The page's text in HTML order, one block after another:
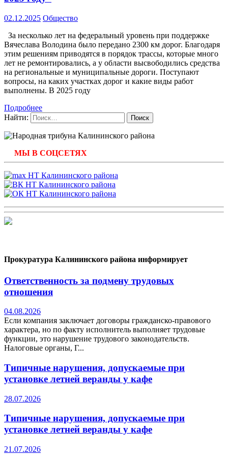
02.12.2025 Общество
За несколько лет на федеральный уровень при поддержке
Вячеслава Володина было передано 2300 км дорог. Благодаря
этим решениям приводятся в порядок трассы, которые много
лет не ремонтировались, а у области высвободились средства
на региональные и муниципальные дороги. Поступают
вопросы, на каких участках дорог и какие виды работ
выполнены. В 2025 году
Подробнее
Найти:
МЫ В СОЦСЕТЯХ
Прокуратура Калининского района информирует
Ответственность за подмену трудовых
отношения
04.08.2026
Если компания заключает договоры гражданско-правового
характера, но по факту исполнитель выполняет трудовые
функции, это нарушение трудового законодательств.
Налоговые органы, Г...
Типичные нарушения, допускаемые при
установке летней веранды у кафе
28.07.2026
Типичные нарушения, допускаемые при
установке летней веранды у кафе
21.07.2026